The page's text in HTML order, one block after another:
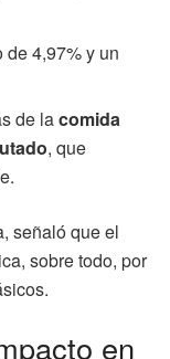
de 4,97% y un
de lacomida
, que
señaló que el
sobre todo, por
en